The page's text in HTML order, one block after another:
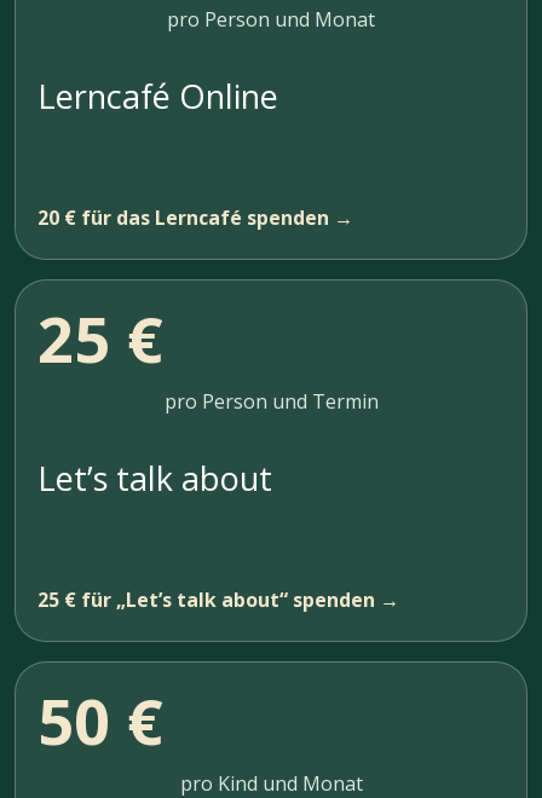
pro Person und Monat
Lerncafé Online
20 € für das Lerncafé spenden →
25 €
pro Person und Termin
Let’s talk about
25 € für „Let’s talk about“ spenden →
50 €
pro Kind und Monat